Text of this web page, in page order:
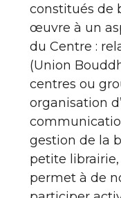
constitués de
œuvre à un
du Centre :
(Union
centres ou
organisation
gestion de la
petite
permet à de